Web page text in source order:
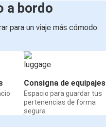
a bordo
para un viaje más cómodo:
Consigna de equipajes
Espacio para guardar tus
pertenencias de forma
segura